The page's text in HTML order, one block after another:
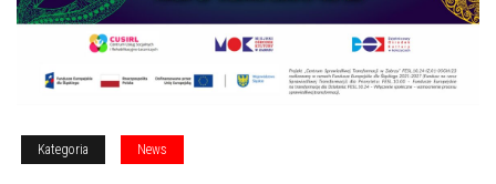
Kategoria News